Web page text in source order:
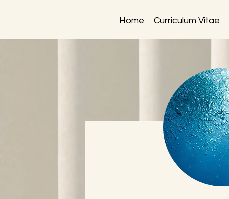
Home Curriculum Vitae